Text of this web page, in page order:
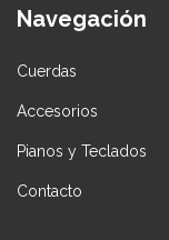
Navegación
Cuerdas
Accesorios
Pianos y Teclados
Contacto